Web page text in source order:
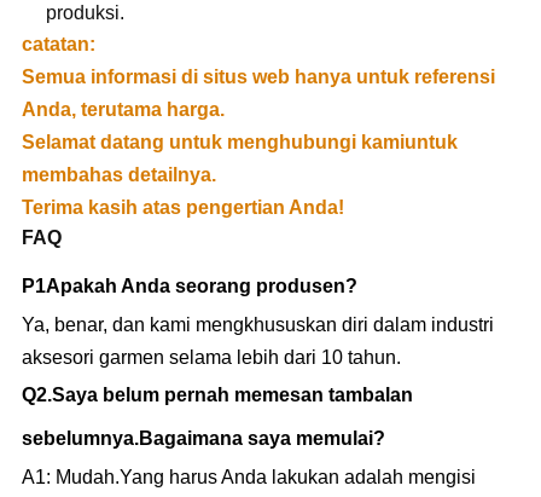
produksi.
catatan:
Semua informasi di situs web hanya untuk referensi
Anda, terutama harga.
Selamat datang untuk menghubungi kamiuntuk
membahas detailnya.
Terima kasih atas pengertian Anda!
FAQ
P1Apakah Anda seorang produsen?
Ya, benar, dan kami mengkhususkan diri dalam industri
aksesori garmen selama lebih dari 10 tahun.
Q2.Saya belum pernah memesan tambalan
sebelumnya.Bagaimana saya memulai?
A1: Mudah.Yang harus Anda lakukan adalah mengisi